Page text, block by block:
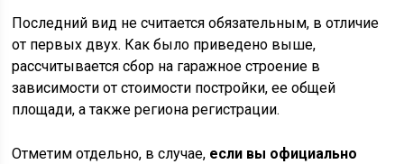
Последний вид не считается обязательным, в отличие
от первых двух. Как было приведено выше,
рассчитывается сбор на гаражное строение в
зависимости от стоимости постройки, ее общей
площади, а также региона регистрации.
Отметим отдельно, в случае, если вы официально